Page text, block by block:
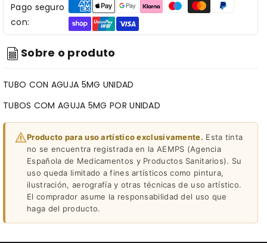
Pago seguro
con:
Sobre o produto
TUBO CON AGUJA 5MG UNIDAD
TUBOS COM AGUJA 5MG POR UNIDAD
Producto para uso artístico exclusivamente. Esta tinta
no se encuentra registrada en la AEMPS (Agencia
Española de Medicamentos y Productos Sanitarios). Su
uso queda limitado a fines artísticos como pintura,
ilustración, aerografía y otras técnicas de uso artístico.
El comprador asume la responsabilidad del uso que
haga del producto.